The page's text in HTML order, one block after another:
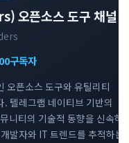
오픈소스 도구 채널
구독자
오픈소스 도구와 유틸리티
텔레그램 네이티브 기반의
니티의 기술적 동향을 신속하
발자와 IT 트렌드를 추적하는
search close
보안
소식·FAQ